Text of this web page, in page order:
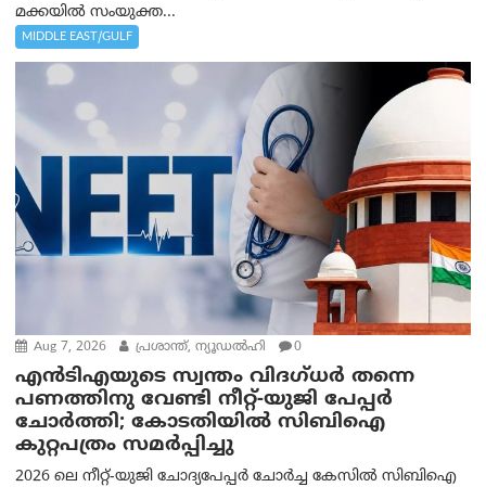
മക്കയിൽ സംയുക്ത...
MIDDLE EAST/GULF
Aug 7, 2026 പ്രശാന്ത്, ന്യൂഡല്‍ഹി 0
എൻ‌ടി‌എയുടെ സ്വന്തം വിദഗ്ധർ തന്നെ
പണത്തിനു വേണ്ടി നീറ്റ്-യു‌ജി പേപ്പർ
ചോർത്തി; കോടതിയില്‍ സിബിഐ
കുറ്റപത്രം സമര്‍പ്പിച്ചു
2026 ലെ നീറ്റ്-യുജി ചോദ്യപേപ്പർ ചോർച്ച കേസിൽ സിബിഐ